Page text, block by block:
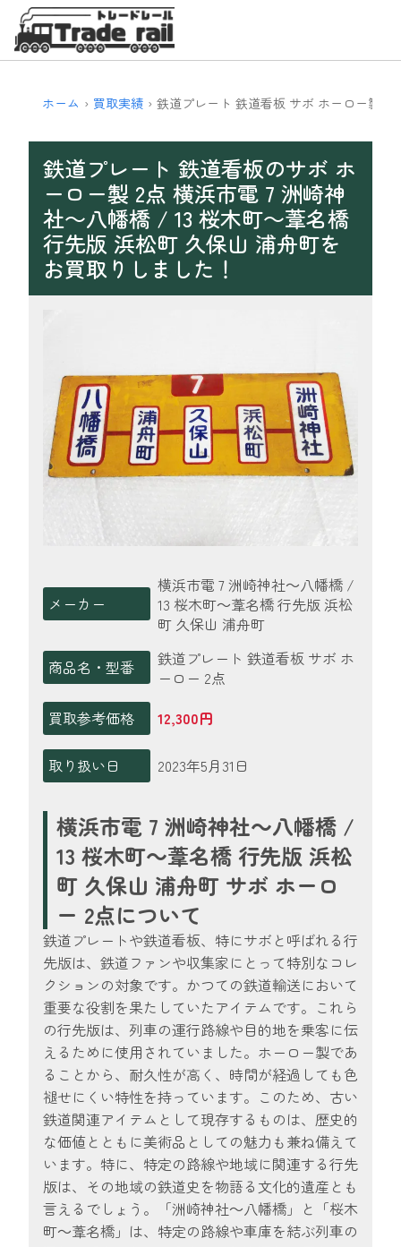
ホーム 買取実績 鉄道プレート 鉄道看板 サボ ホーロー製
鉄道プレート 鉄道看板のサボ ホ
ーロー製 2点 横浜市電 7 洲崎神
社～八幡橋 / 13 桜木町～葦名橋
行先版 浜松町 久保山 浦舟町を
お買取りしました！
メーカー
横浜市電 7 洲崎神社～八幡橋 /
13 桜木町～葦名橋 行先版 浜松
町 久保山 浦舟町
商品名・型番
鉄道プレート 鉄道看板 サボ ホ
ーロー 2点
買取参考価格
12,300円
取り扱い日 2023年5月31日
横浜市電 7 洲崎神社～八幡橋 /
13 桜木町～葦名橋 行先版 浜松
町 久保山 浦舟町 サボ ホーロ
ー 2点について
鉄道プレートや鉄道看板、特にサボと呼ばれる行
先版は、鉄道ファンや収集家にとって特別なコレ
クションの対象です。かつての鉄道輸送において
重要な役割を果たしていたアイテムです。これら
の行先版は、列車の運行路線や目的地を乗客に伝
えるために使用されていました。ホーロー製であ
ることから、耐久性が高く、時間が経過しても色
褪せにくい特性を持っています。このため、古い
鉄道関連アイテムとして現存するものは、歴史的
な価値とともに美術品としての魅力も兼ね備えて
います。特に、特定の路線や地域に関連する行先
版は、その地域の鉄道史を物語る文化的遺産とも
言えるでしょう。「洲崎神社～八幡橋」と「桜木
町～葦名橋」は、特定の路線や車庫を結ぶ列車の